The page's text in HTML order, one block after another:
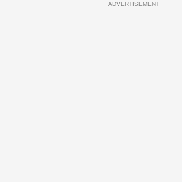
ADVERTISEMENT